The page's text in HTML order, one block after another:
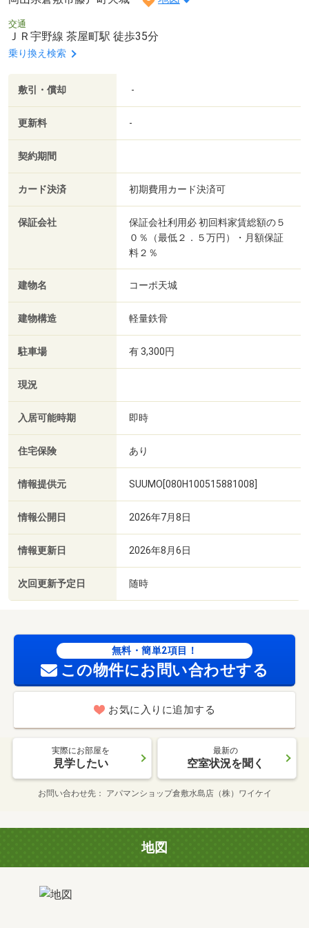
交通
ＪＲ宇野線 茶屋町駅 徒歩35分
乗り換え検索
敷引・償却 -
更新料 -
契約期間
カード決済 初期費用カード決済可
保証会社
保証会社利用必 初回料家賃総額の５
０％（最低２．５万円）・月額保証
料２％
建物名 コーポ天城
建物構造 軽量鉄骨
駐車場 有 3,300円
現況
入居可能時期 即時
住宅保険 あり
情報提供元 SUUMO[080H100515881008]
情報公開日 2026年7月8日
情報更新日 2026年8月6日
次回更新予定日 随時
無料・簡単2項目！
この物件にお問い合わせする
お気に入りに追加する
実際にお部屋を
見学したい
最新の
空室状況を聞く
お問い合わせ先 アパマンショップ倉敷水島店（株）ワイケイ
地図